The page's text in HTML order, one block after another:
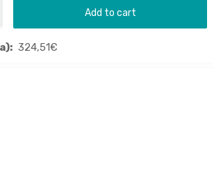
Add to cart
324,51€